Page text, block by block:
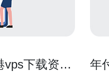
vps下载资源
年